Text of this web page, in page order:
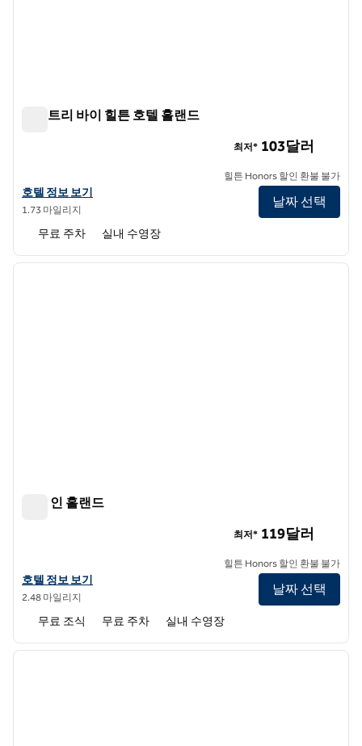
더블트리 바이 힐튼 호텔 홀랜드
더블트리 바이 힐튼 호텔 홀랜드의 호텔 정보 보기
호텔 정보 보기
1.73 마일리지
최저* 103달러
힐튼 Honors 할인 환불 불가
날짜 선택
무료 주차 실내 수영장
1/12
다음
햄튼 인 홀랜드
햄튼 인 홀랜드의 호텔 정보 보기
호텔 정보 보기
2.48 마일리지
최저* 119달러
힐튼 Honors 할인 환불 불가
날짜 선택
무료 조식 무료 주차 실내 수영장
1/12
다음